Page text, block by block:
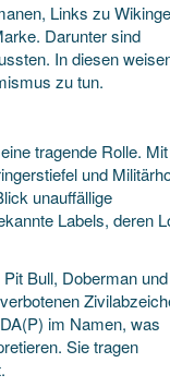
Links zu
Darunter sind
In diesen
zu tun.
tragende Rolle. Mit
und
unauffällige
Labels, deren
Bull, Doberman und
im Namen, was
Sie tragen